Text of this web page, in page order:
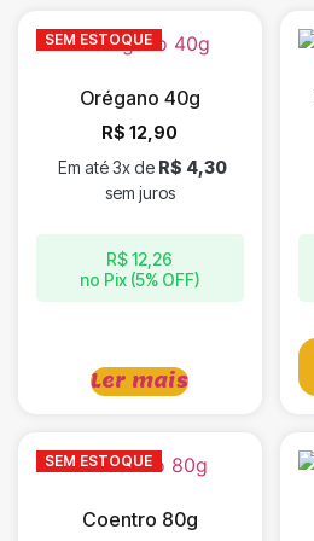
SEM ESTOQUE
Orégano 40g
R$ 12,90
R$12,26
no Pix (5% OFF)
Em até 3x de R$ 4,30
sem juros
Ler mais
SEM ESTOQUE
Coentro 80g